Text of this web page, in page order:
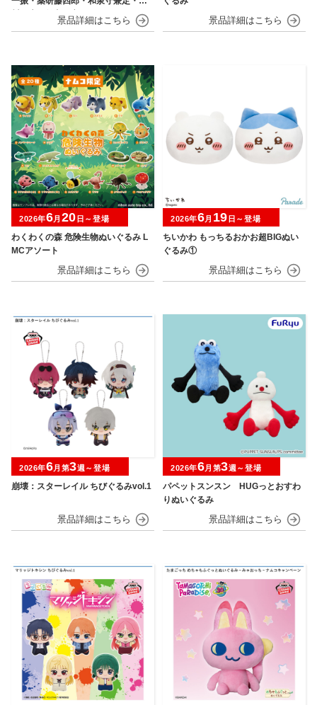
川国広・鶴丸国永～
わくわくの森 危険生物ぬいぐるみ L
MCアソート
2026年6月 20 日～登場
ちいかわ もっちるおかお超BIGぬい
ぐるみ①
2026年6月 19 日～登場
崩壊：スターレイル ちびぐるみvol.1
2026年6月第3週～登場
パペットスンスン HUGっとおすわ
りぬいぐるみ
2026年6月第3週～登場